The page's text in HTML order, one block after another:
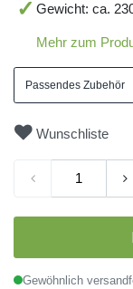
Gewicht: ca.
Mehr zum
Passendes Zubehör
Wunschliste
Gewöhnlich